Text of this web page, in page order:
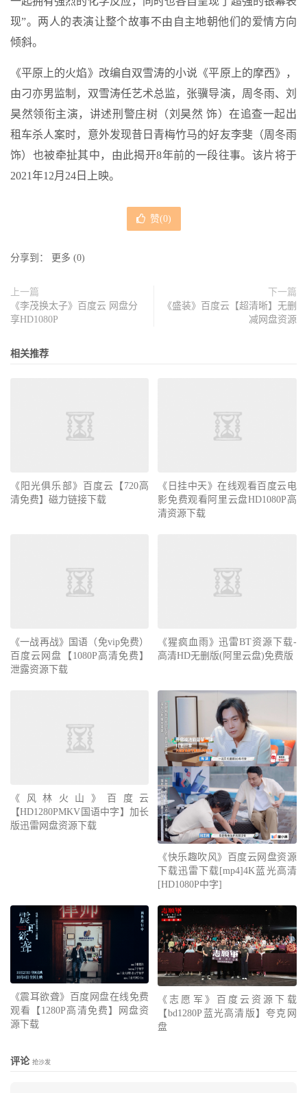
现”。两人的表演让整个故事不由自主地朝他们的爱情方向
倾斜。
《平原上的火焰》改编自双雪涛的小说《平原上的摩西》，
由刁亦男监制，双雪涛任艺术总监，张骥导演，周冬雨、刘
昊然领衔主演，讲述刑警庄树（刘昊然 饰）在追查一起出
租车杀人案时，意外发现昔日青梅竹马的好友李斐（周冬雨
饰）也被牵扯其中，由此揭开8年前的一段往事。该片将于
2021年12月24日上映。
赞(0)
分享到： 更多 (0)
上一篇
《李茂换太子》百度云 网盘分
享HD1080P
下一篇
《盛装》百度云【超清晰】无删
减网盘资源
相关推荐
《阳光俱乐部》百度云【720高
清免费】磁力链接下载
《日挂中天》在线观看百度云电
影免费观看阿里云盘HD1080P高
清资源下载
《一战再战》国语（免vip免费）
百度云网盘【1080P高清免费】
泄露资源下载
《猩疯血雨》迅雷BT资源下载-
高清HD无删版(阿里云盘)免费版
《风林火山》百度云
【HD1280PMKV国语中字】加长
版迅雷网盘资源下载
《快乐趣吹风》百度云网盘资源
下载迅雷下载[mp4]4K蓝光高清
[HD1080P中字]
《震耳欲聋》百度网盘在线免费
观看【1280P高清免费】网盘资
源下载
《志愿军》百度云资源下载
【bd1280P蓝光高清版】夸克网
盘
评论 抢沙发